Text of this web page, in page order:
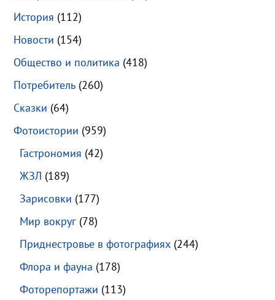
История (112)
Новости (154)
Общество и политика (418)
Потребитель (260)
Сказки (64)
Фотоистории (959)
Гастрономия (42)
ЖЗЛ (189)
Зарисовки (177)
Мир вокруг (78)
Приднестровье в фотографиях (244)
Флора и фауна (178)
Фоторепортажи (113)